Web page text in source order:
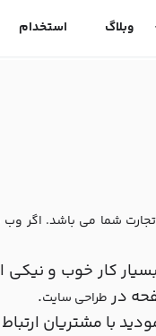
وبلاگ استخدام
شما می باشد. اگر
کار خوب و
در طراحی سایت.
با مشتریان